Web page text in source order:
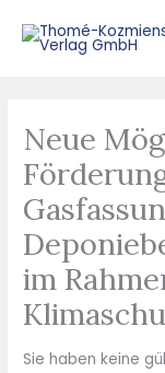
Inhalt
Neue
im
Sie haben keine